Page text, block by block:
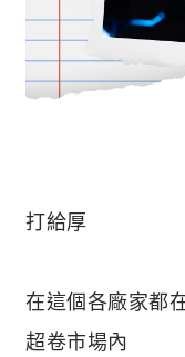
打給厚
在這個各廠家都
超卷市場內